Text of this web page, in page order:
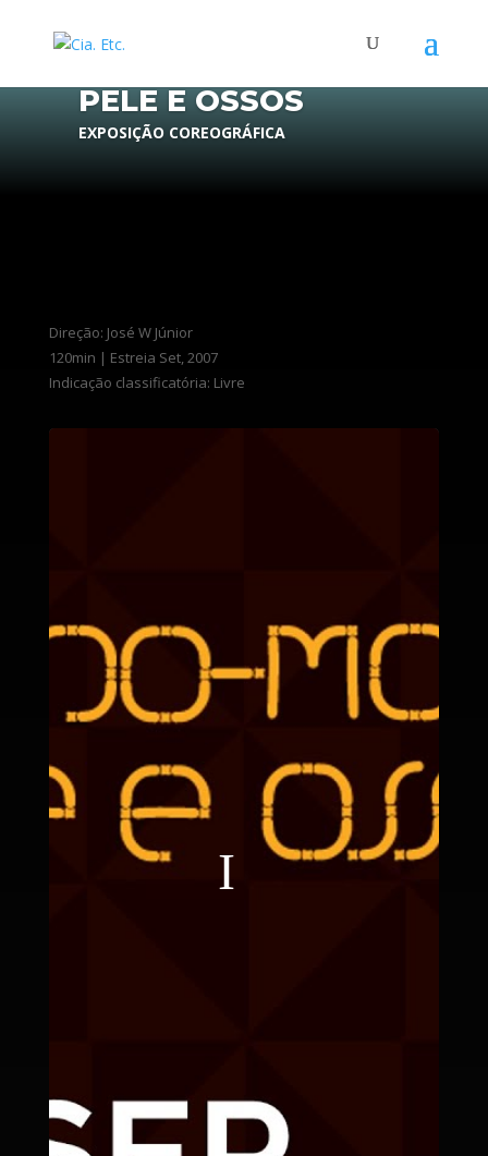
PELE E OSSOS
EXPOSIÇÃO COREOGRÁFICA
Direção: José W Júnior
120min | Estreia Set, 2007
Indicação classificatória: Livre